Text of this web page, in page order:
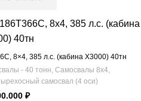
8×4, 385 л.с. (кабина Х3000) 40тн
- 40 тонн Самосвалы 8х4
самосвал (4 оси)
₽